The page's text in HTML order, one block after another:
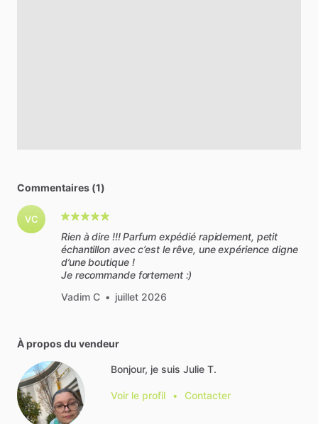
Commentaires (1)
VC
Rien à dire !!! Parfum expédié rapidement, petit
échantillon avec c’est le rêve, une expérience digne
d’une boutique !
Je recommande fortement :)
Vadim C • juillet 2026
À propos du vendeur
Bonjour, je suis Julie T.
Voir le profil • Contacter